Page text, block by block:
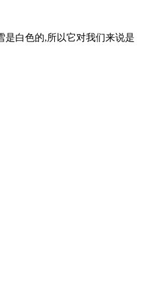
白色的,所以它对我们来说是